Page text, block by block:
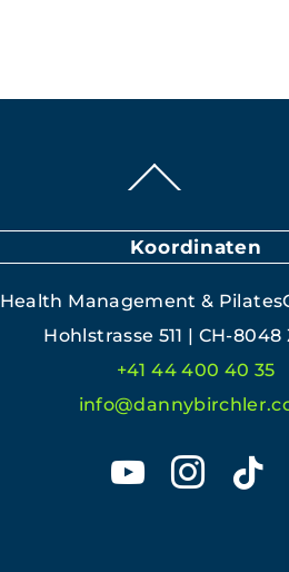
To
Koordinaten
Health Man­age­ment &
Hohlstrasse 511 | CH-
+41 44 400 40 35
youtubeinsta­
tik­